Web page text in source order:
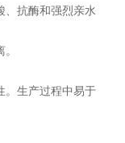
、抗酶和强烈亲水
。生产过程中易于